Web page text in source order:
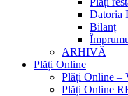
Datoria
Bilanț
ARHIVĂ
Plăți Online
Plăți Online –
Plăți Online